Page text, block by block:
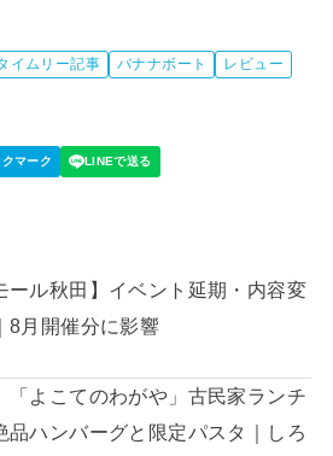
イムリー記事 バナナボート
レビュー
ール秋田】イベント延期・内容変
8月開催分に影響
「よこてのわがや」古民家ランチ
品ハンバーグと限定パスタ｜しろ